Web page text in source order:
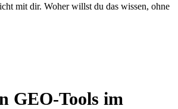
mit dir. Woher willst du das wissen, ohne
GEO-Tools im